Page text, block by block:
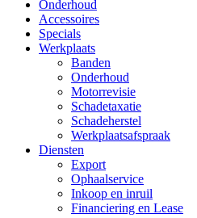
Onderhoud
Accessoires
Specials
Werkplaats
Banden
Onderhoud
Motorrevisie
Schadetaxatie
Schadeherstel
Werkplaatsafspraak
Diensten
Export
Ophaalservice
Inkoop en inruil
Financiering en Lease